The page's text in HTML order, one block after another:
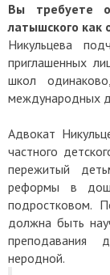
Вы требуете
латышского как
Никульцева
приглашенных
школ
международных
Адвокат
частного
пережитый
реформы в
подростковом.
должна быть
преподавания
неродной.